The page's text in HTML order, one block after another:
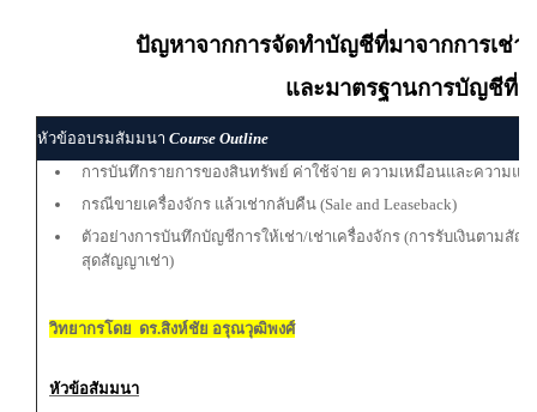
ปัญหาจากการจัดทำบัญชีที่มาจากการเช่า
และมาตรฐานการบัญชีที่เ
หัวข้ออบรมสัมมนา Course Outline
การบันทึกรายการของสินทรัพย์ ค่าใช้จ่าย ความเหมือนและความแต
กรณีขายเครื่องจักร แล้วเช่ากลับคืน (Sale and Leaseback)
ตัวอย่างการบันทึกบัญชีการให้เช่า/เช่าเครื่องจักร (การรับเงินตามสั
สุดสัญญาเช่า)
วิทยากรโดย ดร.สิงห์ชัย อรุณวุฒิพงศ์
หัวข้อสัมมนา